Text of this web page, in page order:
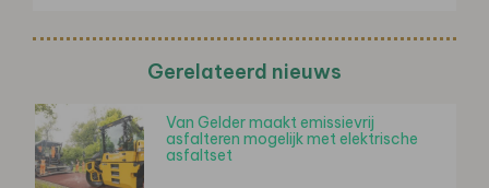
Gerelateerd nieuws
Van Gelder maakt emissievrij
asfalteren mogelijk met elektrische
asfaltset